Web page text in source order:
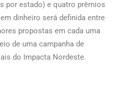
por estado) e quatro prêmios
dinheiro será definida entre
propostas em cada uma
de uma campanha de
do Impacta Nordeste.